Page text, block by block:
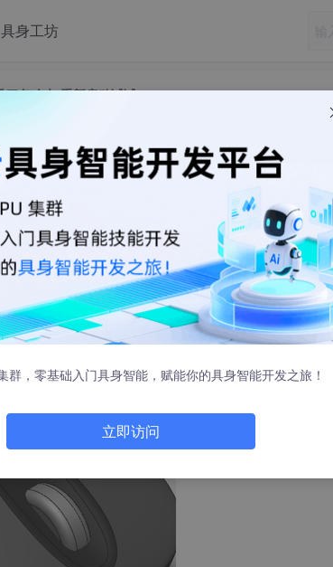
具身工坊
怎么办 重新启动试试
头不见了怎么办 重新启动试试
，这个电脑鼠标箭头不见了怎么办：
群，零基础入门具身智能，赋能你的具身智能开发之旅！
立即访问